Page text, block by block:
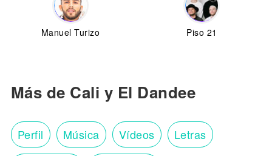
Manuel Turizo Piso 21
Más de Cali y El Dandee
Perfil Música Vídeos Letras